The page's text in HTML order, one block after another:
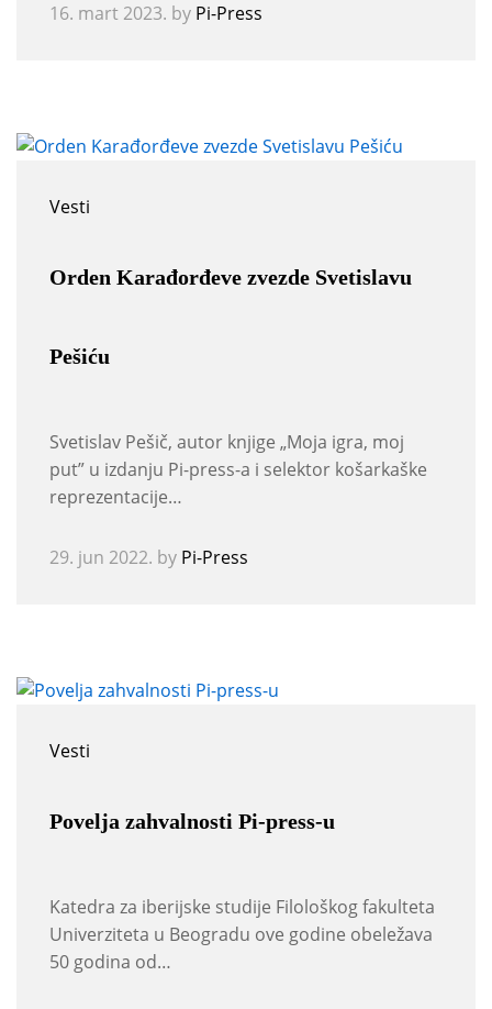
16. mart 2023. by Pi-Press
Vesti
Orden Karađorđeve zvezde Svetislavu
Pešiću
Svetislav Pešič, autor knjige „Moja igra, moj
put” u izdanju Pi-press-a i selektor košarkaške
reprezentacije…
29. jun 2022. by Pi-Press
Vesti
Povelja zahvalnosti Pi-press-u
Katedra za iberijske studije Filološkog fakulteta
Univerziteta u Beogradu ove godine obeležava
50 godina od…